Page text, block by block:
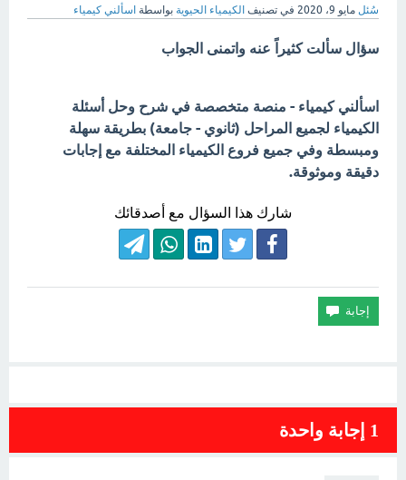
سُئل مايو 9، 2020 في تصنيف الكيمياء الحيوية بواسطة اسألني كيمياء
سؤال سألت كثيراً عنه واتمنى الجواب
اسألني كيمياء - منصة متخصصة في شرح وحل أسئلة
الكيمياء لجميع المراحل (ثانوي - جامعة) بطريقة سهلة
ومبسطة وفي جميع فروع الكيمياء المختلفة مع إجابات
دقيقة وموثوقة.
شارك هذا السؤال مع أصدقائك
1 إجابة واحدة